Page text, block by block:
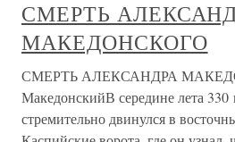
СМЕРТЬ
МАКЕДОНСКОГО
СМЕРТЬ АЛЕКСАНДРА
МакедонскийВ середине лета
стремительно двинулся в